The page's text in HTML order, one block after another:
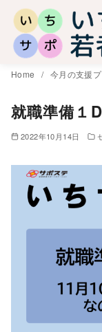
Home 今月の支援
就職準備１
2022年10月14日